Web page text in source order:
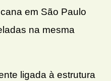
em São Paulo
na mesma
ligada à estrutura